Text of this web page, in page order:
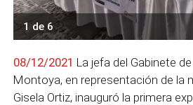
1 de 6
08/12/2021 La jefa del Gabinete
Montoya, en representación de la
Gisela Ortiz, inauguró la primera